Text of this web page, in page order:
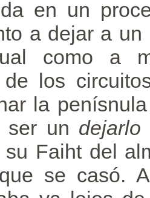
en un
a dejar a
como a
los
la
ser un
Faiht del
se casó.